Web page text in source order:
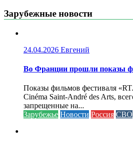
Зарубежные новости
24.04.2026 Евгений
Во Франции прошли показы
Показы фильмов фестиваля
Cinéma Saint-André des Arts,
запрещенные на...
Зарубежье Новости Россия СВО